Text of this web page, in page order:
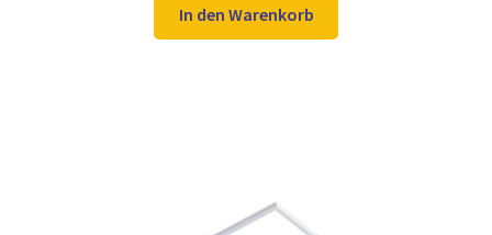
war:
106,98 €
ist:
79,97 €.
In den Warenkorb